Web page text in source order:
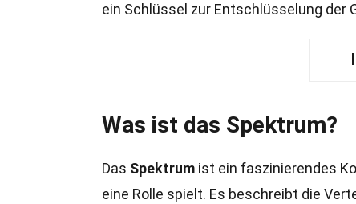
ein Schlüssel zur Entschlüsselung der
Was ist das Spektrum?
Das Spektrum ist ein faszinierendes
eine Rolle spielt. Es beschreibt die